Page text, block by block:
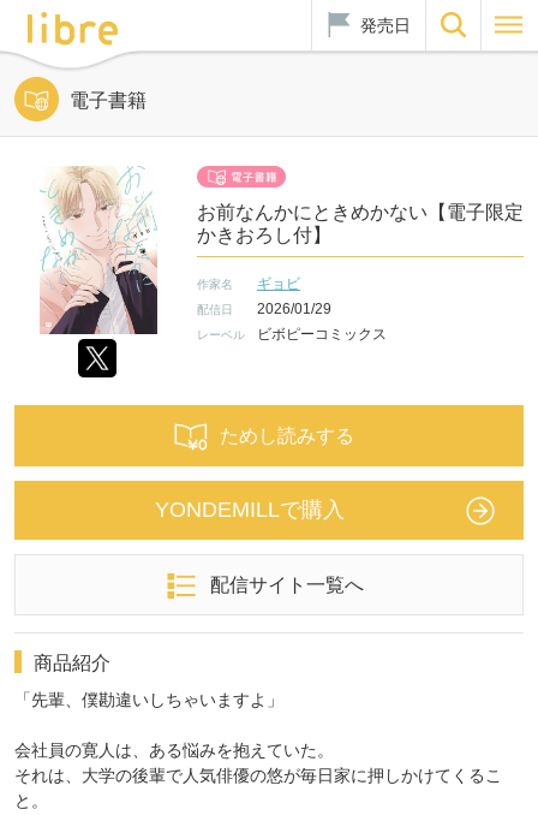
発売日
電子書籍
お前なんかにときめかない【電子限定
かきおろし付】
作家名 ギョビ
配信日 2026/01/29
レーベル ビボピーコミックス
ためし読みする
YONDEMILLで購入
配信サイト一覧へ
商品紹介
「先輩、僕勘違いしちゃいますよ」
会社員の寛人は、ある悩みを抱えていた。
それは、大学の後輩で人気俳優の悠が毎日家に押しかけてくるこ
と。